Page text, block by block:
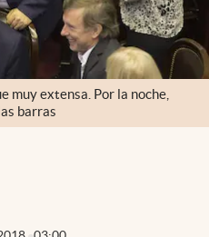
muy extensa. Por la noche,
barras